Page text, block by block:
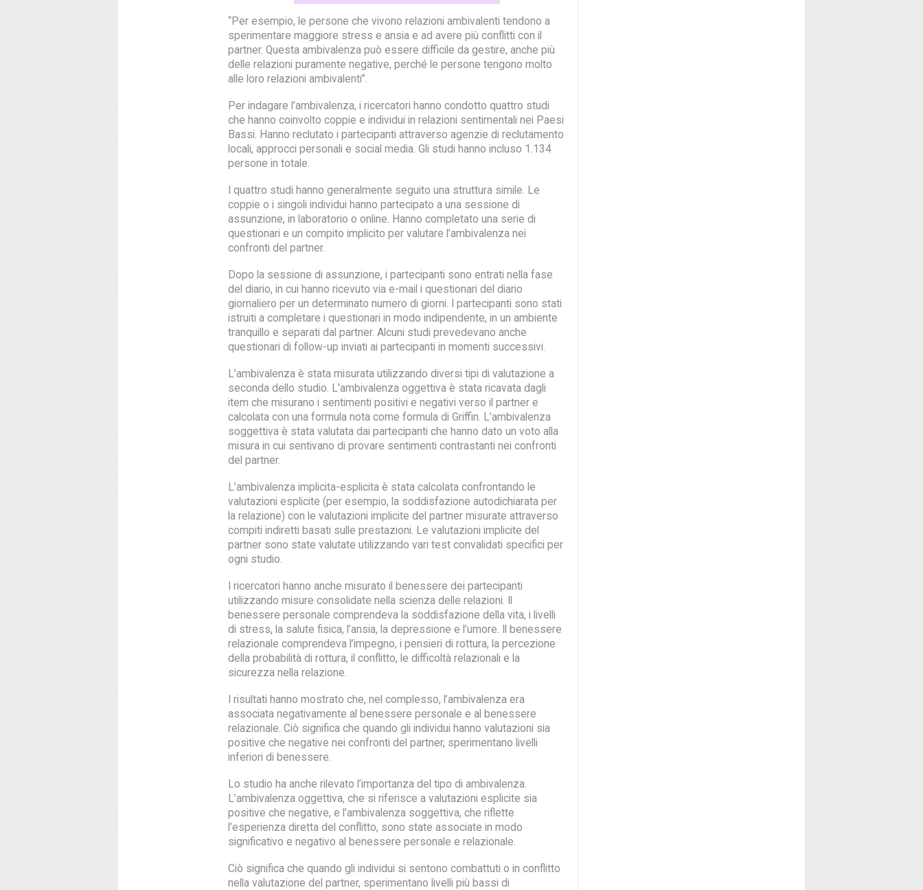
“Per esempio, le persone che vivono relazioni ambivalenti tendono a
sperimentare maggiore stress e ansia e ad avere più conflitti con il
partner. Questa ambivalenza può essere difficile da gestire, anche più
delle relazioni puramente negative, perché le persone tengono molto
alle loro relazioni ambivalenti”.
Per indagare l’ambivalenza, i ricercatori hanno condotto quattro studi
che hanno coinvolto coppie e individui in relazioni sentimentali nei Paesi
Bassi. Hanno reclutato i partecipanti attraverso agenzie di reclutamento
locali, approcci personali e social media. Gli studi hanno incluso 1.134
persone in totale.
I quattro studi hanno generalmente seguito una struttura simile. Le
coppie o i singoli individui hanno partecipato a una sessione di
assunzione, in laboratorio o online. Hanno completato una serie di
questionari e un compito implicito per valutare l’ambivalenza nei
confronti del partner.
Dopo la sessione di assunzione, i partecipanti sono entrati nella fase
del diario, in cui hanno ricevuto via e-mail i questionari del diario
giornaliero per un determinato numero di giorni. I partecipanti sono stati
istruiti a completare i questionari in modo indipendente, in un ambiente
tranquillo e separati dal partner. Alcuni studi prevedevano anche
questionari di follow-up inviati ai partecipanti in momenti successivi.
L’ambivalenza è stata misurata utilizzando diversi tipi di valutazione a
seconda dello studio. L’ambivalenza oggettiva è stata ricavata dagli
item che misurano i sentimenti positivi e negativi verso il partner e
calcolata con una formula nota come formula di Griffin. L’ambivalenza
soggettiva è stata valutata dai partecipanti che hanno dato un voto alla
misura in cui sentivano di provare sentimenti contrastanti nei confronti
del partner.
L’ambivalenza implicita-esplicita è stata calcolata confrontando le
valutazioni esplicite (per esempio, la soddisfazione autodichiarata per
la relazione) con le valutazioni implicite del partner misurate attraverso
compiti indiretti basati sulle prestazioni. Le valutazioni implicite del
partner sono state valutate utilizzando vari test convalidati specifici per
ogni studio.
I ricercatori hanno anche misurato il benessere dei partecipanti
utilizzando misure consolidate nella scienza delle relazioni. Il
benessere personale comprendeva la soddisfazione della vita, i livelli
di stress, la salute fisica, l’ansia, la depressione e l’umore. Il benessere
relazionale comprendeva l’impegno, i pensieri di rottura, la percezione
della probabilità di rottura, il conflitto, le difficoltà relazionali e la
sicurezza nella relazione.
I risultati hanno mostrato che, nel complesso, l’ambivalenza era
associata negativamente al benessere personale e al benessere
relazionale. Ciò significa che quando gli individui hanno valutazioni sia
positive che negative nei confronti del partner, sperimentano livelli
inferiori di benessere.
Lo studio ha anche rilevato l’importanza del tipo di ambivalenza.
L’ambivalenza oggettiva, che si riferisce a valutazioni esplicite sia
positive che negative, e l’ambivalenza soggettiva, che riflette
l’esperienza diretta del conflitto, sono state associate in modo
significativo e negativo al benessere personale e relazionale.
Ciò significa che quando gli individui si sentono combattuti o in conflitto
nella valutazione del partner, sperimentano livelli più bassi di